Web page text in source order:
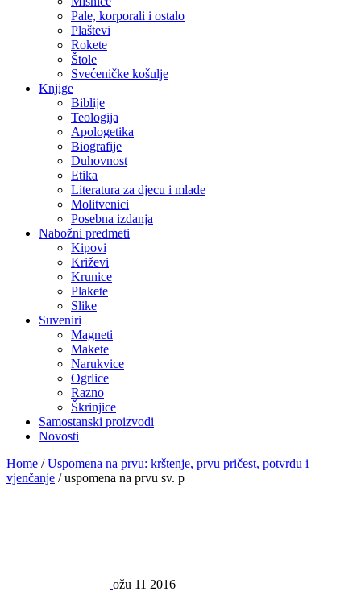
Pale, korporali i ostalo
Plaštevi
Rokete
Štole
Svećeničke košulje
Knjige
Biblije
Teologija
Apologetika
Biografije
Duhovnost
Etika
Literatura za djecu i mlade
Molitvenici
Posebna izdanja
Nabožni predmeti
Kipovi
Križevi
Krunice
Plakete
Slike
Suveniri
Magneti
Makete
Narukvice
Ogrlice
Razno
Škrinjice
Samostanski proizvodi
Novosti
Home / Uspomena na prvu: krštenje, prvu pričest, potvrdu i
vjenčanje / uspomena na prvu sv. p
ožu 11 2016